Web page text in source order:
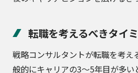
転職を考えるべきタイ
戦略コンサルタントが転職を考え
般的にキャリアの3〜5年目が多い